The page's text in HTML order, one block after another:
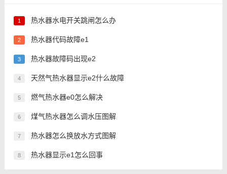
1 热水器水电开关跳闸怎么办
2 热水器代码故障e1
3 热水器故障码出现e2
4 天然气热水器显示e2什么故障
5 燃气热水器e0怎么解决
6 煤气热水器怎么调水压图解
7 热水器怎么换放水方式图解
8 热水器显示e1怎么回事